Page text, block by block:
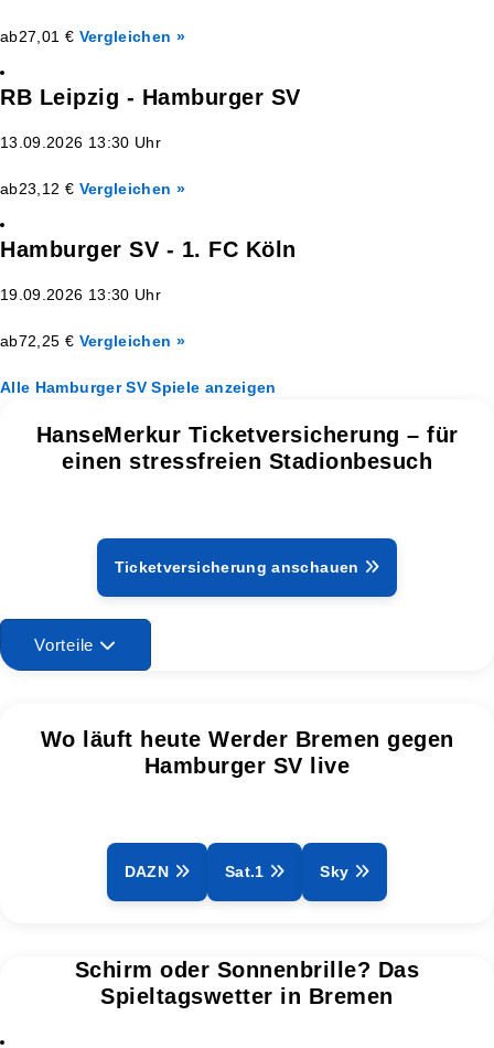
ab27,01 € Vergleichen »
RB Leipzig - Hamburger SV
13.09.2026 13:30 Uhr
ab23,12 € Vergleichen »
Hamburger SV - 1. FC Köln
19.09.2026 13:30 Uhr
ab72,25 € Vergleichen »
Alle Hamburger SV Spiele anzeigen
HanseMerkur Ticketversicherung – für
einen stressfreien Stadionbesuch
Ticketversicherung anschauen
Vorteile
Wo läuft heute Werder Bremen gegen
Hamburger SV live
DAZN Sat.1 Sky
Schirm oder Sonnenbrille? Das
Spieltagswetter in Bremen